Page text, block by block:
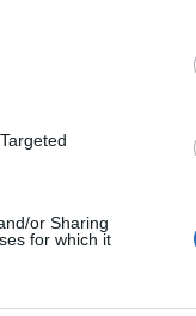
or Sharing
for which it
μέσω
την
με την
Mitsubishi